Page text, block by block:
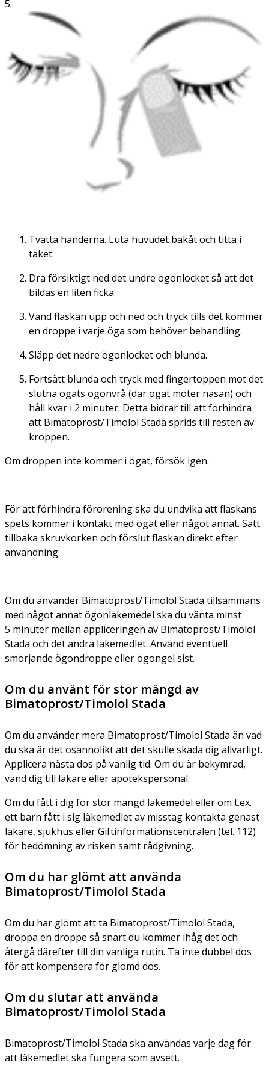
5.
Tvätta händerna. Luta huvudet bakåt och titta i
taket.
Dra försiktigt ned det undre ögonlocket så att det
bildas en liten ficka.
Vänd flaskan upp och ned och tryck tills det kommer
en droppe i varje öga som behöver behandling.
Släpp det nedre ögonlocket och blunda.
Fortsätt blunda och tryck med fingertoppen mot det
slutna ögats ögonvrå (där ögat möter näsan) och
håll kvar i 2 minuter. Detta bidrar till att förhindra
att Bimatoprost/Timolol Stada sprids till resten av
kroppen.
Om droppen inte kommer i ögat, försök igen.
För att förhindra förorening ska du undvika att flaskans
spets kommer i kontakt med ögat eller något annat. Sätt
tillbaka skruvkorken och förslut flaskan direkt efter
användning.
Om du använder Bimatoprost/Timolol Stada tillsammans
med något annat ögonläkemedel ska du vänta minst
5 minuter mellan appliceringen av Bimatoprost/Timolol
Stada och det andra läkemedlet. Använd eventuell
smörjande ögondroppe eller ögongel sist.
Om du använt för stor mängd av
Bimatoprost/Timolol Stada
Om du använder mera Bimatoprost/Timolol Stada än vad
du ska är det osannolikt att det skulle skada dig allvarligt.
Applicera nästa dos på vanlig tid. Om du är bekymrad,
vänd dig till läkare eller apotekspersonal.
Om du fått i dig för stor mängd läkemedel eller om t.ex.
ett barn fått i sig läkemedlet av misstag kontakta genast
läkare, sjukhus eller Giftinformationscentralen (tel. 112)
för bedömning av risken samt rådgivning.
Om du har glömt att använda
Bimatoprost/Timolol Stada
Om du har glömt att ta Bimatoprost/Timolol Stada,
droppa en droppe så snart du kommer ihåg det och
återgå därefter till din vanliga rutin. Ta inte dubbel dos
för att kompensera för glömd dos.
Om du slutar att använda
Bimatoprost/Timolol Stada
Bimatoprost/Timolol Stada ska användas varje dag för
att läkemedlet ska fungera som avsett.